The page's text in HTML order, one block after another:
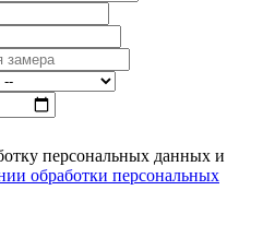
персональных данных и
обработки персональных